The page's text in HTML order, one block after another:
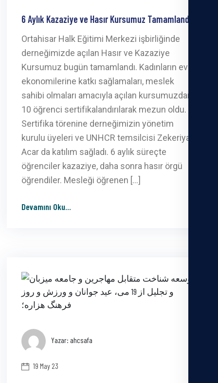
6 Aylık Kazaziye ve Hasır Kursumuz Tamamlandı
Ortahisar Halk Eğitimi Merkezi işbirliğinde
derneğimizde açılan Hasır ve Kazaziye
Kursumuz bugün tamamlandı. Kadınların ev
ekonomilerine katkı sağlamaları, meslek
sahibi olmaları amacıyla açılan kursumuzdan
10 öğrenci sertifikalandırılarak mezun oldu.
Sertifika törenine derneğimizin yönetim
kurulu üyeleri ve UNHCR temsilcisi Zekeriya
Acar da katılım sağladı. 6 aylık süreçte
öğrenciler kazaziye, daha sonra hasır örgü
öğrendiler. Mesleği öğrenen […]
Devamını Oku...
Yazar: ahcsafa
19 May 23